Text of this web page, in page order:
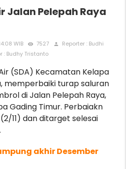
Jalan Pelepah Raya
WIB remove_red_eye 7527 person
Reporter : Budhi
: Budhy Tristanto
(SDA) Kecamatan Kelapa
memperbaiki turap saluran
di Jalan Pelepah Raya,
Gading Timur. Perbaiakn
11) dan ditarget selesai
akhir Desember